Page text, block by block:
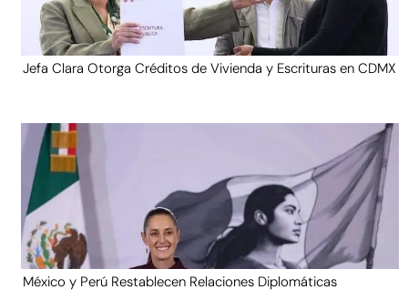
Jefa Clara Otorga Créditos de Vivienda y Escrituras en CDMX
México y Perú Restablecen Relaciones Diplomáticas